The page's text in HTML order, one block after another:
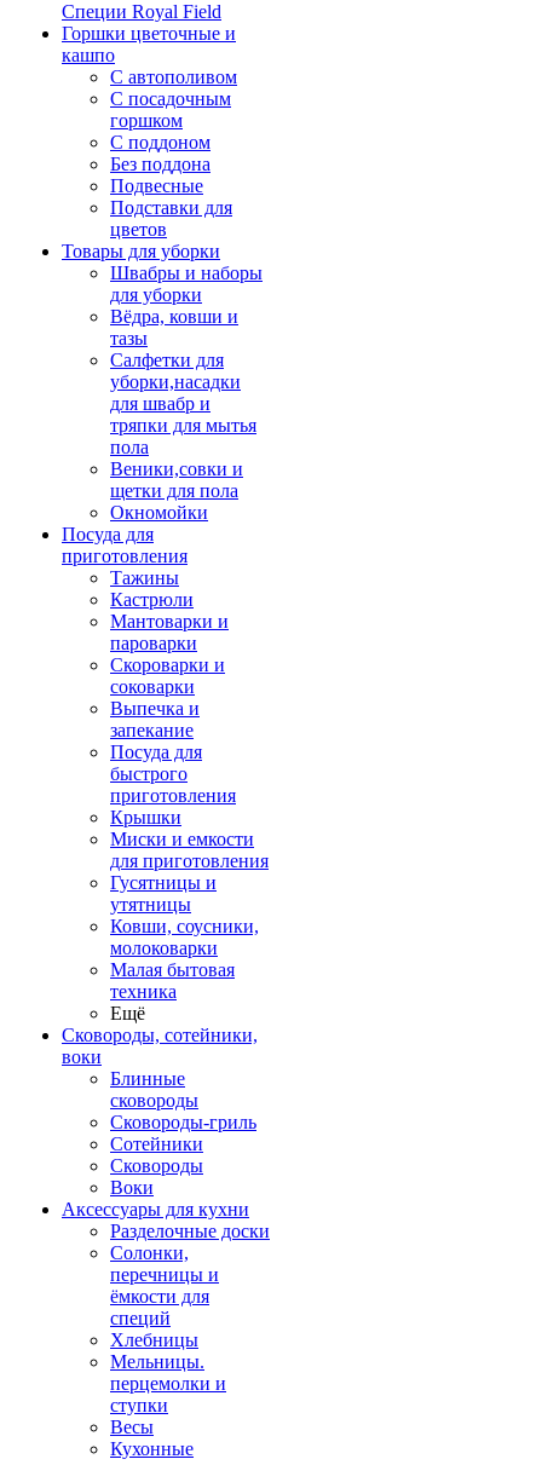
Специи Royal Field
Горшки цветочные и
кашпо
С автополивом
С посадочным
горшком
С поддоном
Без поддона
Подвесные
Подставки для
цветов
Товары для уборки
Швабры и наборы
для уборки
Вёдра, ковши и
тазы
Салфетки для
уборки,насадки
для швабр и
тряпки для мытья
пола
Веники,совки и
щетки для пола
Окномойки
Посуда для
приготовления
Тажины
Кастрюли
Мантоварки и
пароварки
Скороварки и
соковарки
Выпечка и
запекание
Посуда для
быстрого
приготовления
Крышки
Миски и емкости
для приготовления
Гусятницы и
утятницы
Ковши, соусники,
молоковарки
Малая бытовая
техника
Ещё
Сковороды, сотейники,
воки
Блинные
сковороды
Сковороды-гриль
Сотейники
Сковороды
Воки
Аксессуары для кухни
Разделочные доски
Солонки,
перечницы и
ёмкости для
специй
Хлебницы
Мельницы.
перцемолки и
ступки
Весы
Кухонные